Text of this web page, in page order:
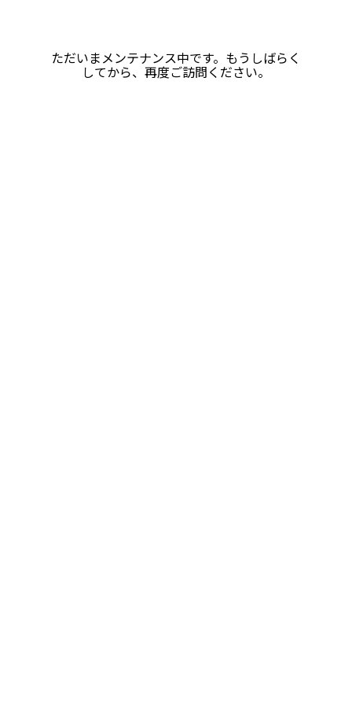
ただいまメンテナンス中です。もうしばらく
してから、再度ご訪問ください。